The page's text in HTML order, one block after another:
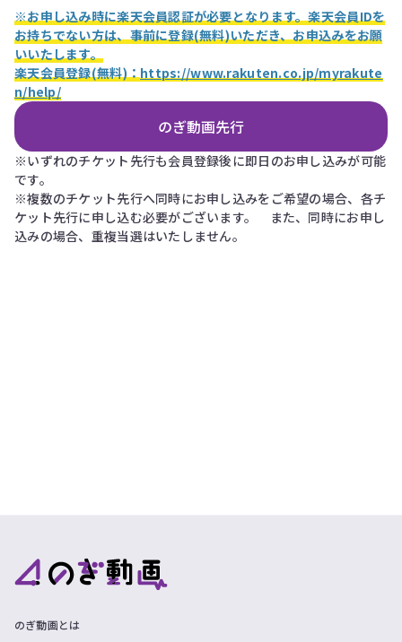
※お申し込み時に楽天会員認証が必要となります。楽天会員IDを
お持ちでない方は、事前に登録(無料)いただき、お申込みをお願
いいたします。
楽天会員登録(無料)： https://www.rakuten.co.jp/myrakute
n/help/
のぎ動画先行
※いずれのチケット先行も会員登録後に即日のお申し込みが可能
です。
※複数のチケット先行へ同時にお申し込みをご希望の場合、各チ
ケット先行に申し込む必要がございます。 また、同時にお申し
込みの場合、重複当選はいたしません。
のぎ動画とは